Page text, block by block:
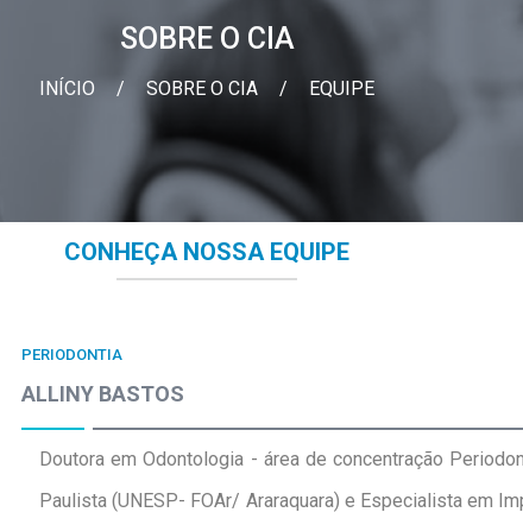
SOBRE O CIA
INÍCIO / SOBRE O CIA / EQUIPE
CONHEÇA NOSSA EQUIPE
PERIODONTIA
ALLINY BASTOS
Doutora em Odontologia - área de concentração
Paulista (UNESP- FOAr/ Araraquara) e Especialista em